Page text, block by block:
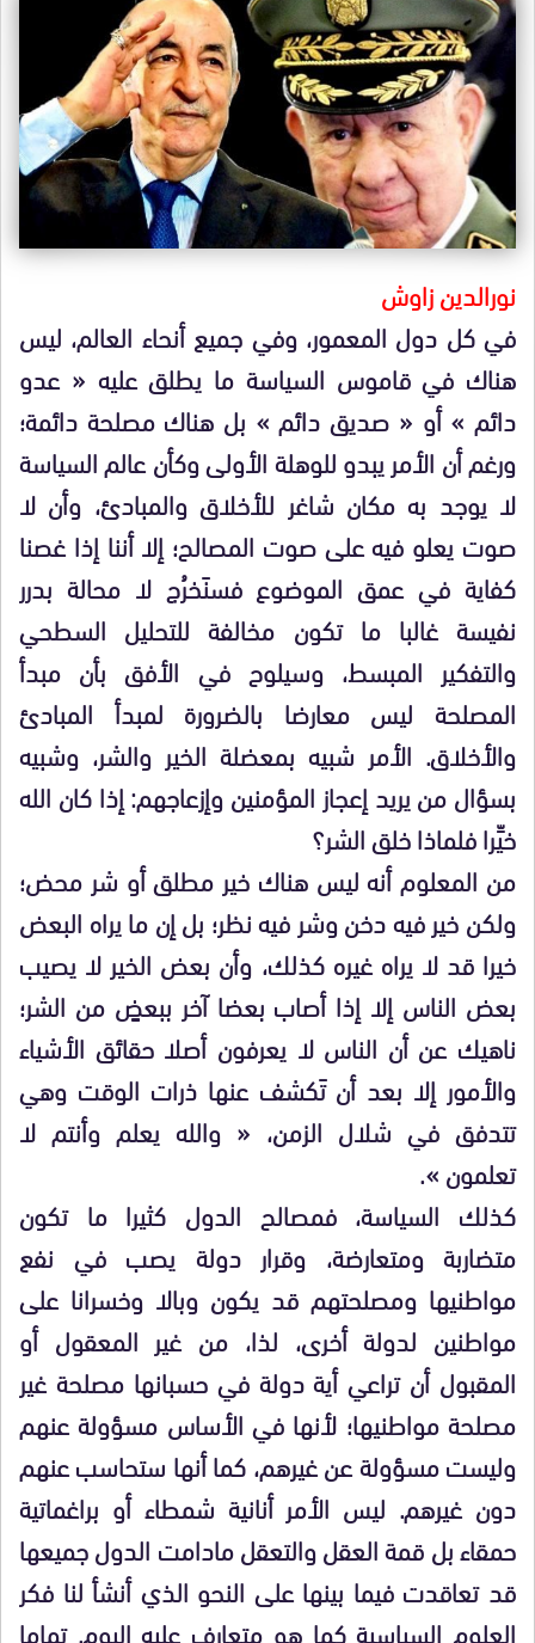
نورالدين زاوش
في كل دول المعمور، وفي جميع أنحاء العالم، ليس
هناك في قاموس السياسة ما يطلق عليه « عدو
دائم » أو « صديق دائم » بل هناك مصلحة دائمة؛
ورغم أن الأمر يبدو للوهلة الأولى وكأن عالم السياسة
لا يوجد به مكان شاغر للأخلاق والمبادئ، وأن لا
صوت يعلو فيه على صوت المصالح؛ إلا أننا إذا غصنا
كفاية في عمق الموضوع فسنَخرُج لا محالة بدرر
نفيسة غالبا ما تكون مخالفة للتحليل السطحي
والتفكير المبسط، وسيلوح في الأفق بأن مبدأ
المصلحة ليس معارضا بالضرورة لمبدأ المبادئ
والأخلاق. الأمر شبيه بمعضلة الخير والشر، وشبيه
بسؤال من يريد إعجاز المؤمنين وإزعاجهم: إذا كان الله
خيِّرا فلماذا خلق الشر؟
من المعلوم أنه ليس هناك خير مطلق أو شر محض؛
ولكن خير فيه دخن وشر فيه نظر؛ بل إن ما يراه البعض
خيرا قد لا يراه غيره كذلك، وأن بعض الخير لا يصيب
بعض الناس إلا إذا أصاب بعضا آخر ببعضٍ من الشر؛
ناهيك عن أن الناس لا يعرفون أصلا حقائق الأشياء
والأمور إلا بعد أن تَكشف عنها ذرات الوقت وهي
تتدفق في شلال الزمن، « والله يعلم وأنتم لا
تعلمون ».
كذلك السياسة، فمصالح الدول كثيرا ما تكون
متضاربة ومتعارضة، وقرار دولة يصب في نفع
مواطنيها ومصلحتهم قد يكون وبالا وخسرانا على
مواطنين لدولة أخرى، لذا، من غير المعقول أو
المقبول أن تراعي أية دولة في حسبانها مصلحة غير
مصلحة مواطنيها؛ لأنها في الأساس مسؤولة عنهم
وليست مسؤولة عن غيرهم، كما أنها ستحاسب عنهم
دون غيرهم. ليس الأمر أنانية شمطاء أو براغماتية
حمقاء بل قمة العقل والتعقل مادامت الدول جميعها
قد تعاقدت فيما بينها على النحو الذي أنشأ لنا فكر
العلوم السياسية كما هو متعارف عليه اليوم. تماما